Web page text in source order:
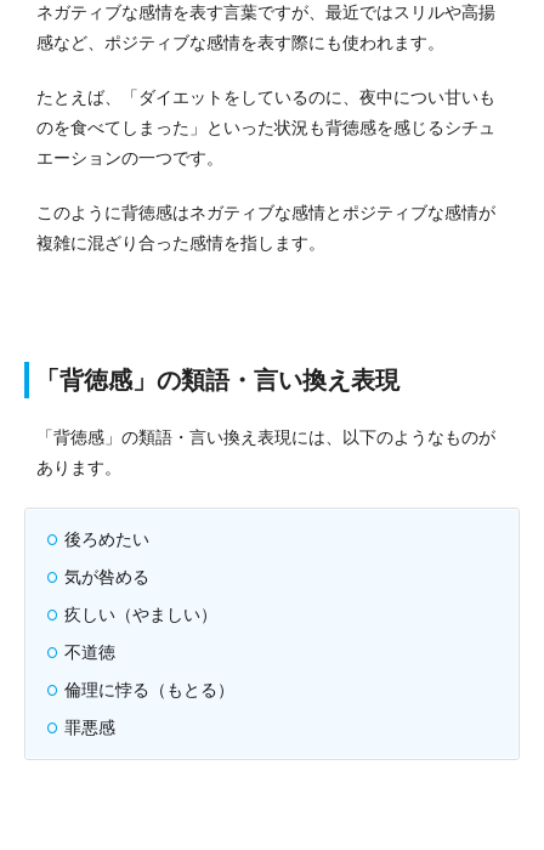
ネガティブな感情を表す言葉ですが、最近ではスリルや高揚
感など、ポジティブな感情を表す際にも使われます。
たとえば、「ダイエットをしているのに、夜中につい甘いも
のを食べてしまった」といった状況も背徳感を感じるシチュ
エーションの一つです。
このように背徳感はネガティブな感情とポジティブな感情が
複雑に混ざり合った感情を指します。
「背徳感」の類語・言い換え表現
「背徳感」の類語・言い換え表現には、以下のようなものが
あります。
後ろめたい
気が咎める
疚しい（やましい）
不道徳
倫理に悖る（もとる）
罪悪感